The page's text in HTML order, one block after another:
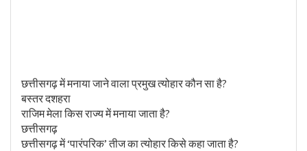
छत्तीसगढ़ में मनाया जाने वाला प्रमुख त्योहार कौन सा है?
बस्तर दशहरा
राजिम मेला किस राज्य में मनाया जाता है?
छत्तीसगढ़
छत्तीसगढ़ में ‘पारंपरिक’ तीज का त्योहार किसे कहा जाता है?